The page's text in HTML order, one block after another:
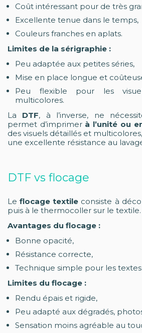
Coût intéressant pour de très
Excellente tenue dans le temps,
Couleurs franches en aplats.
Limites de la sérigraphie :
Peu adaptée aux petites séries,
Mise en place longue et
Peu flexible pour les
multicolores.
La DTF, à l’inverse, ne
permet d’imprimer à l’unité ou
des visuels détaillés et
une excellente résistance au
DTF vs flocage
Le flocage textile consiste à
puis à le thermocoller sur le textile.
Avantages du flocage :
Bonne opacité,
Résistance correcte,
Technique simple pour les
Limites du flocage :
Rendu épais et rigide,
Peu adapté aux dégradés,
Sensation moins agréable au